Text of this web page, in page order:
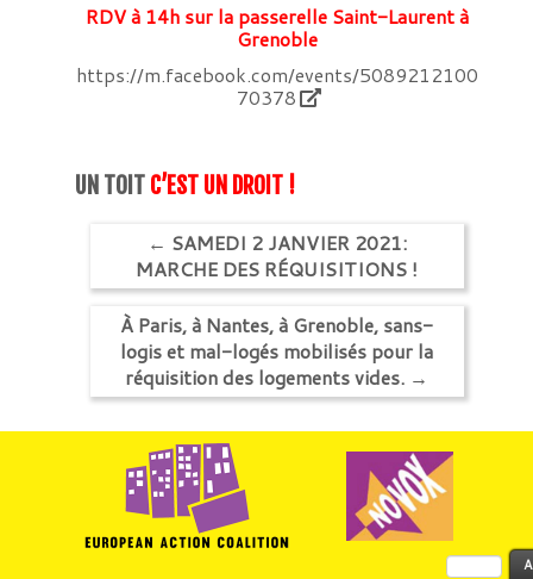
RDV à 14h sur la passerelle Saint-Laurent à
Grenoble
https://m.facebook.com/events/5089212100
70378
UN TOIT C’EST UN DROIT !
← SAMEDI 2 JANVIER 2021:
MARCHE DES RÉQUISITIONS !
À Paris, à Nantes, à Grenoble, sans-
logis et mal-logés mobilisés pour la
réquisition des logements vides. →
Rechercher :